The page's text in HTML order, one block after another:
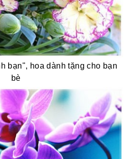
bạn", hoa dành tặng cho bạn
bè